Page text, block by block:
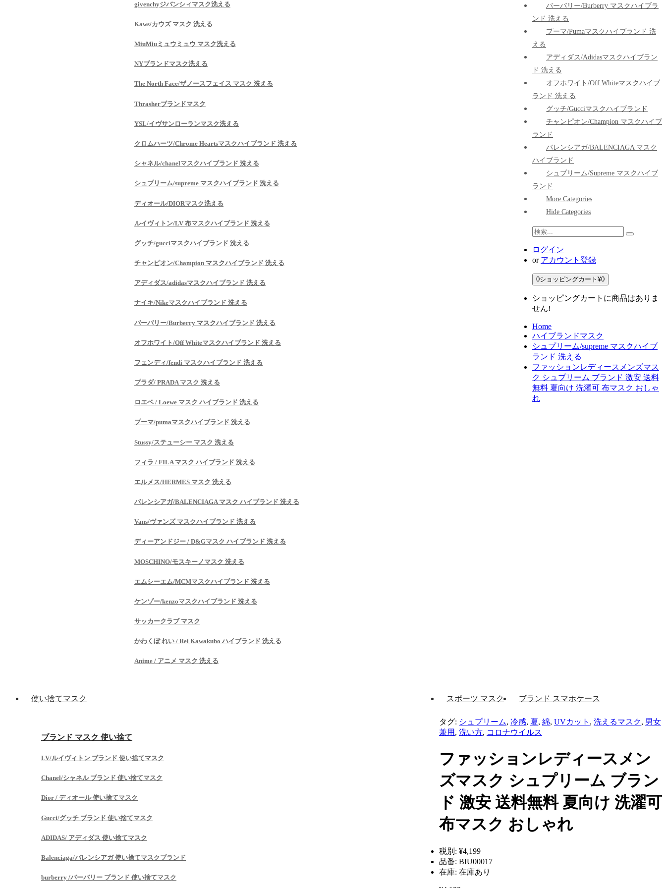
givenchyジバンシィマスク洗える
Kaws/カウズ マスク 洗える
MiuMiuミュウミュウ マスク洗える
NYブランドマスク洗える
The North Face/ザノースフェイス マスク 洗える
Thrasherブランドマスク
YSL/イヴサンローランマスク洗える
クロムハーツ/Chrome Heartsマスクハイブランド 洗える
シャネル/chanelマスクハイブランド 洗える
シュプリーム/supreme マスクハイブランド 洗える
ディオール/DIORマスク洗える
ルイヴィトン/LV 布マスクハイブランド 洗える
グッチ/gucciマスクハイブランド 洗える
チャンピオン/Champion マスクハイブランド 洗える
アディダス/adidasマスクハイブランド 洗える
ナイキ/Nikeマスクハイブランド 洗える
バーバリー/Burberry マスクハイブランド 洗える
オフホワイト/Off Whiteマスクハイブランド 洗える
フェンディ/fendi マスクハイブランド 洗える
プラダ/ PRADA マスク 洗える
ロエベ / Loewe マスク ハイブランド 洗える
プーマ/pumaマスクハイブランド 洗える
Stussy/ステューシー マスク 洗える
フィラ / FILA マスク ハイブランド 洗える
エルメス/HERMES マスク 洗える
バレンシアガ/BALENCIAGA マスク ハイブランド 洗える
Vans/ヴァンズ マスクハイブランド 洗える
ディーアンドジー / D&Gマスク ハイブランド 洗える
MOSCHINO/モスキーノマスク 洗える
エムシーエム/MCMマスクハイブランド 洗える
ケンゾー/kenzoマスクハイブランド 洗える
サッカークラブ マスク
かわくぼ れい / Rei Kawakubo ハイブランド 洗える
Anime / アニメ マスク 洗える
使い捨てマスク
ブランド マスク 使い捨て
LV/ルイヴィトン ブランド 使い捨てマスク
Chanel/シャネル ブランド 使い捨てマスク
Dior / ディオール 使い捨てマスク
Gucci/グッチ ブランド 使い捨てマスク
ADIDAS/ アディダス 使い捨てマスク
Balenciaga/バレンシアガ 使い捨てマスクブランド
burberry /バーバリー ブランド 使い捨てマスク
スポーツ マスク ブランド スマホケース
バーバリー/Burberry マスクハイブラ
ンド 洗える
プーマ/pumaマスクハイブランド 洗
える
アディダス/adidasマスクハイブラン
ド 洗える
オフホワイト/Off Whiteマスクハイブ
ランド 洗える
グッチ/Gucciマスクハイブランド
チャンピオン/Champion マスクハイブ
ランド
バレンシアガ/BALENCIAGA マスク
ハイブランド
シュプリーム/Supreme マスクハイブ
ランド
More Categories
Hide Categories
ログイン
or アカウント登録
0ショッピングカート ¥0
ショッピングカートに商品はありま
せん!
Home
ハイブランドマスク
シュプリーム/supreme マスクハイブ
ランド 洗える
ファッションレディースメンズマス
ク シュプリーム ブランド 激安 送料
無料 夏向け 洗濯可 布マスク おしゃ
れ
タグ: シュプリーム, 冷感, 夏, 綿, UVカット , 洗えるマスク, 男女
兼用 , 洗い方, コロナウイルス
ファッションレディースメン
ズマスク シュプリーム ブラン
ド 激安 送料無料 夏向け 洗濯可
布マスク おしゃれ
税別: ¥4,199
品番: BIU00017
在庫: 在庫あり